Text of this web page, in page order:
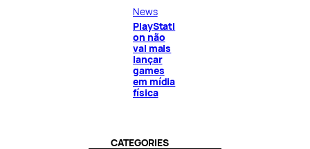
News
PlayStati
on não
vai mais
lançar
games
em mídia
física
CATEGORIES